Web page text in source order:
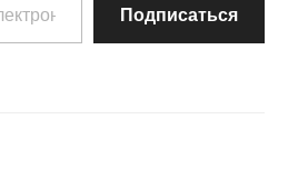
Подписаться